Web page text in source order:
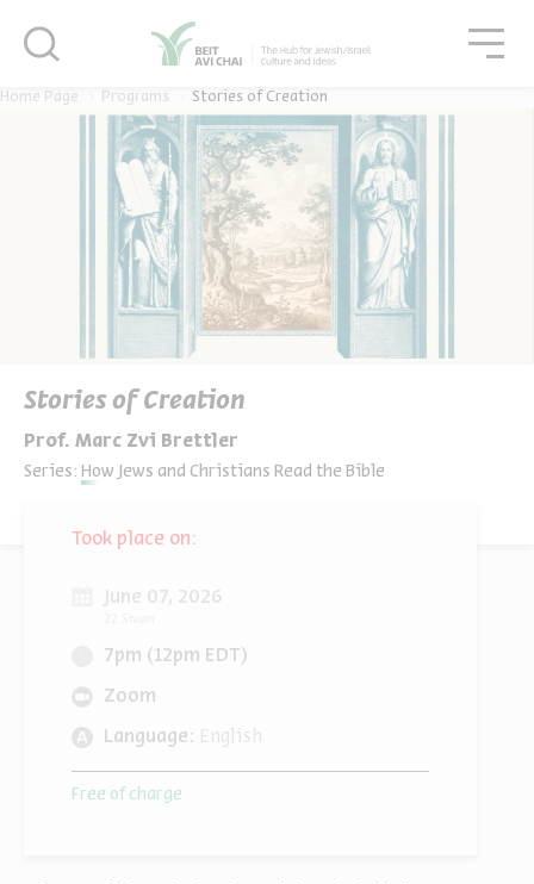
Home Page Programs Stories of Creation
Stories of Creation
Prof. Marc Zvi Brettler
Series: How Jews and Christians Read the Bible
Took place on:
June 07, 2026
7pm (12pm EDT)
Zoom
Language: English
Free of charge